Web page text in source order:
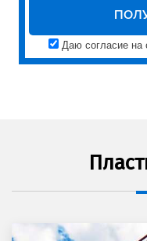
Даю согласие на